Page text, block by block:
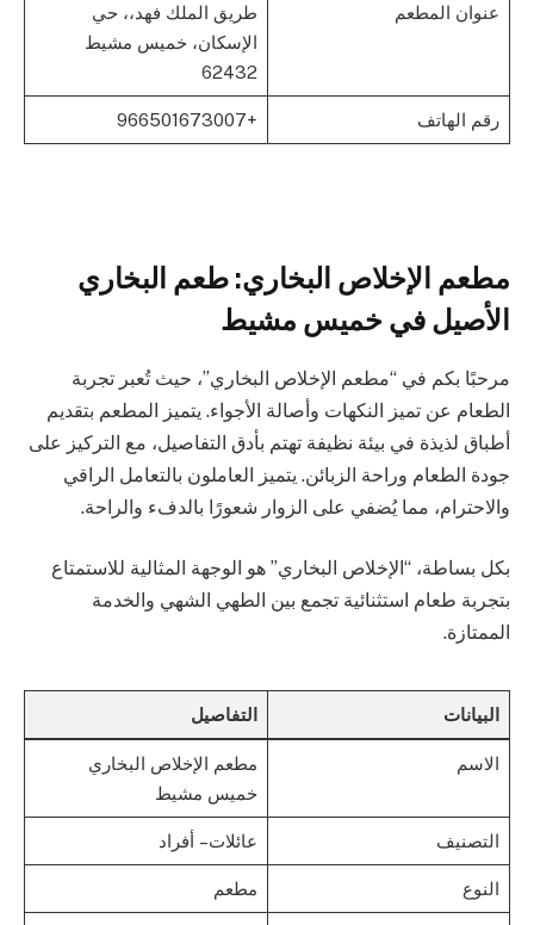
عنوان المطعم
طريق الملك فهد،، حي
الإسكان، خميس مشيط
62432
رقم الهاتف +966501673007
مطعم الإخلاص البخاري: طعم البخاري
الأصيل في خميس مشيط
مرحبًا بكم في “مطعم الإخلاص البخاري”، حيث تُعبر تجربة
الطعام عن تميز النكهات وأصالة الأجواء. يتميز المطعم بتقديم
أطباق لذيذة في بيئة نظيفة تهتم بأدق التفاصيل، مع التركيز على
جودة الطعام وراحة الزبائن. يتميز العاملون بالتعامل الراقي
والاحترام، مما يُضفي على الزوار شعورًا بالدفء والراحة.
بكل بساطة، “الإخلاص البخاري” هو الوجهة المثالية للاستمتاع
بتجربة طعام استثنائية تجمع بين الطهي الشهي والخدمة
الممتازة.
البيانات التفاصيل
الاسم
مطعم الإخلاص البخاري
خميس مشيط
التصنيف عائلات – أفراد
النوع مطعم